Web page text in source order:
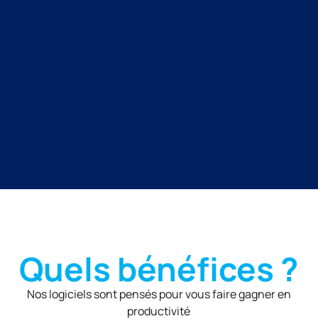
Quels bénéfices ?
Nos logiciels sont pensés pour vous faire gagner en
productivité